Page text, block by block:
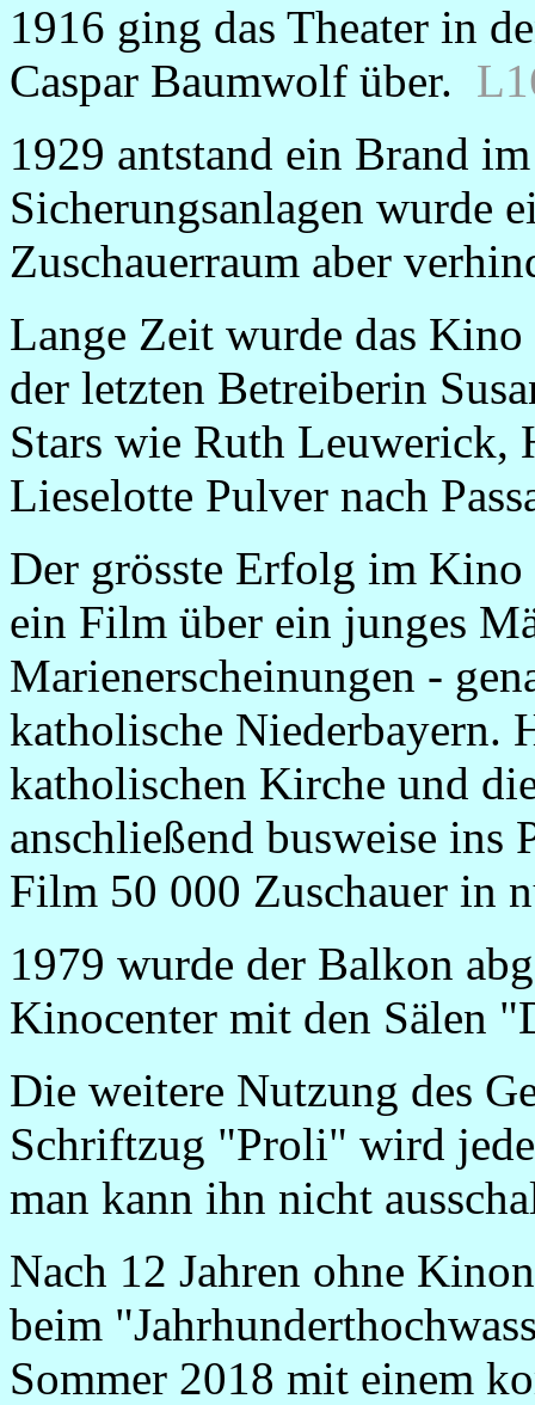
1916 ging das Theater in
Caspar Baumwolf über.
1929 antstand ein Brand
Sicherungsanlagen wurde
Zuschauerraum aber
Lange Zeit wurde das
der letzten Betreiberin
Stars wie Ruth
Lieselotte Pulver nach
Der grösste Erfolg im
ein Film über ein junges
Marienerscheinungen -
katholische Niederbayern.
katholischen Kirche und
anschließend busweise ins
Film 50 000 Zuschauer in
1979 wurde der Balkon
Kinocenter mit den Sälen
Die weitere Nutzung des
Schriftzug "Proli" wird
man kann ihn nicht
Nach 12 Jahren ohne
beim
Sommer 2018 mit einem